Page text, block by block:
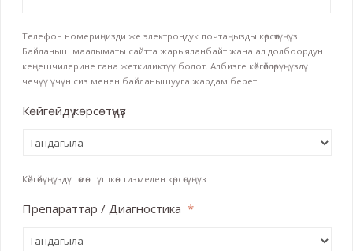
Телефон номериңизди же электрондук почтаңызды көрсөтүңүз.
Байланыш маалыматы сайтта жарыяланбайт жана ал долбоордун
кеңешчилерине гана жеткиликтүү болот. Албизге көйгөйлөрүңүздү
чечүү үчүн сиз менен байланышууга жардам берет.
Көйгөйдү көрсөтүңүз
Көйгөйүңүздү төмөн түшкөн тизмеден көрсөтүңүз
Препараттар / Диагностика *